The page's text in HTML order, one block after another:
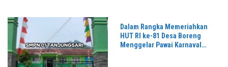
Dalam Rangka Memeriahkan
HUT RI ke-81 Desa Boreng
Menggelar Pawai Karnaval